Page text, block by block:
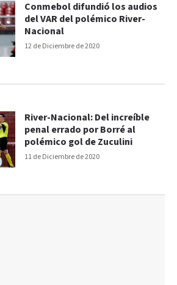
12 de Diciembre de 2020
Conmebol difundió los audios
del VAR del polémico River-
Nacional
11 de Diciembre de 2020
River-Nacional: Del increíble
penal errado por Borré al
polémico gol de Zuculini